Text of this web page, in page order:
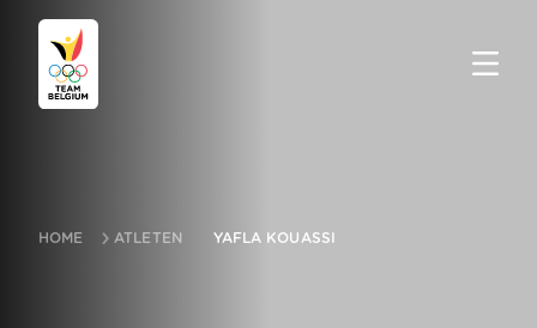
HOME ATLETEN YAFLA KOUASSI